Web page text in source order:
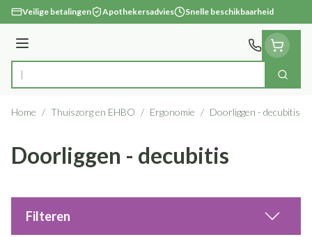
Ga naar de inhoud
Veilige betalingen Apothekersadvies Snelle beschikbaarheid
Menu
Product, merk, categorie... Zoek
Home / Thuiszorg en EHBO / Ergonomie / Doorliggen - decubitis
Doorliggen - decubitis
Filteren